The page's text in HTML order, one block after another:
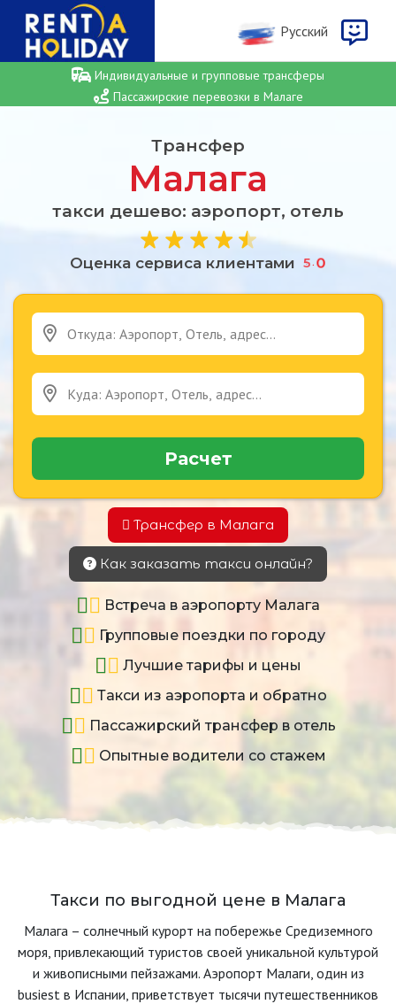
Русcкий
Индивидуальные и групповые трансферы
Пассажирские перевозки в Малаге
Трансфер
Малага
такси дешево: аэропорт, отель
Оценка сервиса клиентами 5.0
Расчет
Трансфер в Малага
Как заказать такси онлайн?
Встреча в аэропорту Малага
Групповые поездки по городу
Лучшие тарифы и цены
Такси из аэропорта и обратно
Пассажирский трансфер в отель
Опытные водители со стажем
Такси по выгодной цене в Малага
Малага – солнечный курорт на побережье Средиземного
моря, привлекающий туристов своей уникальной культурой
и живописными пейзажами. Аэропорт Малаги, один из
busiest в Испании, приветствует тысячи путешественников